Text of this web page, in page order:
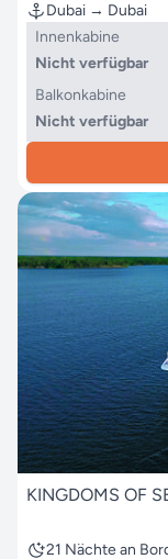
Dubai → Dubai
Innenkabine
Nicht verfügbar
Balkonkabine
Nicht verfügbar
KINGDOMS OF
21 Nächte an